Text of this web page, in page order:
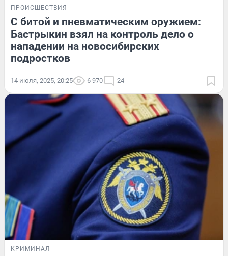
ПРОИСШЕСТВИЯ
С битой и пневматическим оружием:
Бастрыкин взял на контроль дело о
нападении на новосибирских
подростков
14 июля, 2025, 20:25 6 970 24
КРИМИНАЛ